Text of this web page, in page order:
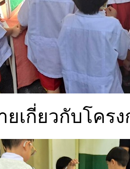
เกี่ยวกับโคร